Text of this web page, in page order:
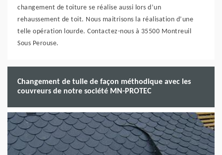
changement de toiture se réalise aussi lors d’un
rehaussement de toit. Nous maitrisons la réalisation d’une
telle opération lourde. Contactez-nous à 35500 Montreuil
Sous Perouse.
Changement de tuile de façon méthodique avec les
couvreurs de notre société MN-PROTEC